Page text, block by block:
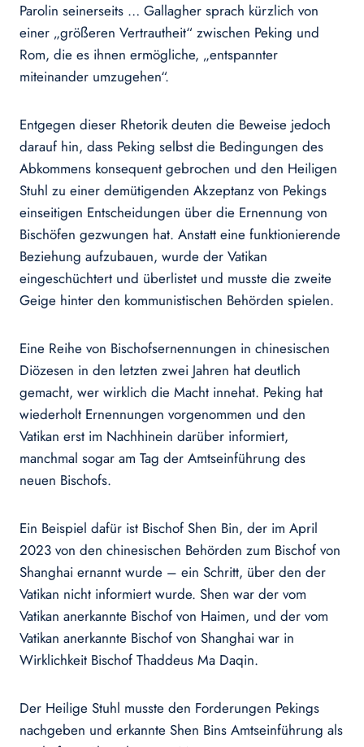
Parolin seinerseits … Gallagher sprach kürzlich von
einer „größeren Vertrautheit“ zwischen Peking und
Rom, die es ihnen ermögliche, „entspannter
miteinander umzugehen“.
Entgegen dieser Rhetorik deuten die Beweise jedoch
darauf hin, dass Peking selbst die Bedingungen des
Abkommens konsequent gebrochen und den Heiligen
Stuhl zu einer demütigenden Akzeptanz von Pekings
einseitigen Entscheidungen über die Ernennung von
Bischöfen gezwungen hat. Anstatt eine funktionierende
Beziehung aufzubauen, wurde der Vatikan
eingeschüchtert und überlistet und musste die zweite
Geige hinter den kommunistischen Behörden spielen.
Eine Reihe von Bischofsernennungen in chinesischen
Diözesen in den letzten zwei Jahren hat deutlich
gemacht, wer wirklich die Macht innehat. Peking hat
wiederholt Ernennungen vorgenommen und den
Vatikan erst im Nachhinein darüber informiert,
manchmal sogar am Tag der Amtseinführung des
neuen Bischofs.
Ein Beispiel dafür ist Bischof Shen Bin, der im April
2023 von den chinesischen Behörden zum Bischof von
Shanghai ernannt wurde – ein Schritt, über den der
Vatikan nicht informiert wurde. Shen war der vom
Vatikan anerkannte Bischof von Haimen, und der vom
Vatikan anerkannte Bischof von Shanghai war in
Wirklichkeit Bischof Thaddeus Ma Daqin.
Der Heilige Stuhl musste den Forderungen Pekings
nachgeben und erkannte Shen Bins Amtseinführung als